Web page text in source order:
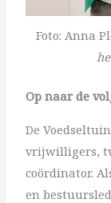
Foto: Anna
Op naar de
De
vrijwilligers,
coördinator.
en